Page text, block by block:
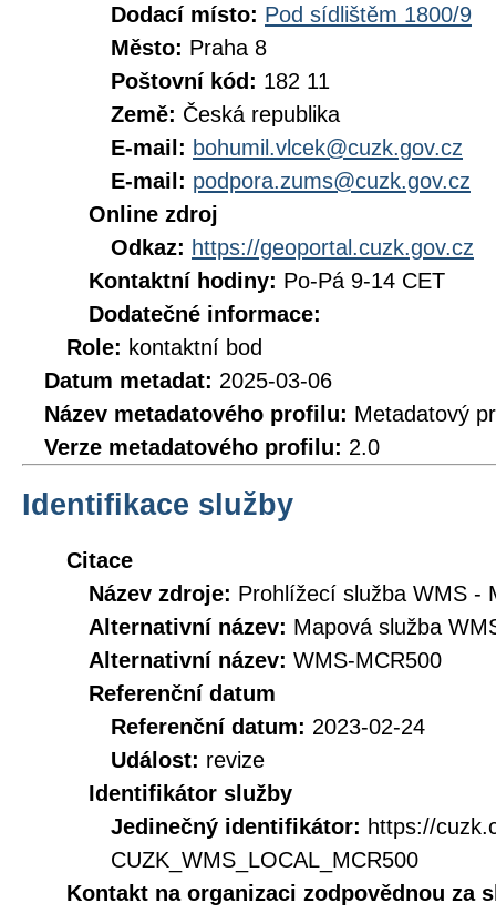
Dodací místo: Pod sídlištěm 1800/9
Město: Praha 8
Poštovní kód: 182 11
Země: Česká republika
E-mail: bohumil.vlcek@cuzk.gov.cz
E-mail: podpora.zums@cuzk.gov.cz
Online zdroj
Odkaz: https://geoportal.cuzk.gov.cz
Kontaktní hodiny: Po-Pá 9-14 CET
Dodatečné informace:
Role: kontaktní bod
Datum metadat: 2025-03-06
Název metadatového profilu: Metadatový
Verze metadatového profilu: 2.0
Identifikace služby
Citace
Název zdroje: Prohlížecí služba WMS -
Alternativní název: Mapová služba
Alternativní název: WMS-MCR500
Referenční datum
Referenční datum: 2023-02-24
Událost: revize
Identifikátor služby
Jedinečný identifikátor: https://
CUZK_WMS_LOCAL_MCR500
Kontakt na organizaci zodpovědnou za